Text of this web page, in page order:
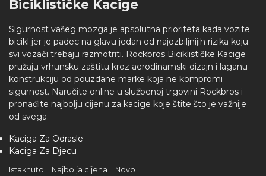
Biciklističke Kacige
Sigurnost vašeg mozga je apsolutna prioriteta kada vozite
bicikl jer je padec na glavu jedan od najozbiljnijih rizika koju
svi vozači trebaju razmotriti. Rockbros Biciklističke Kacige
pružaju vrhunsku zaštitu kroz aerodinamski dizajn i laganu
konstrukciju od pouzdane marke koja ne kompromi
sigurnost. Naručite online u službenoj trgovini Rockbros i
pronađite najbolju cijenu za kacige koje štite što je važnije
od svega.
Kaciga Za Odrasle
Kaciga Za Djecu
Istaknuto Najbolja cijena Novo